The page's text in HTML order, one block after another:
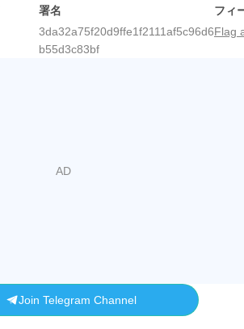
署名
3da32a75f20d9ffe1f2111af5c96d6
b55d3c83bf
フィ
Flag
Join Telegram Channel